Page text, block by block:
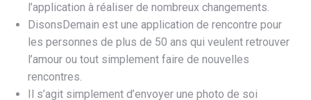
l’application à réaliser de nombreux changements.
DisonsDemain est une application de rencontre pour
les personnes de plus de 50 ans qui veulent retrouver
l’amour ou tout simplement faire de nouvelles
rencontres.
Il s’agit simplement d’envoyer une photo de soi